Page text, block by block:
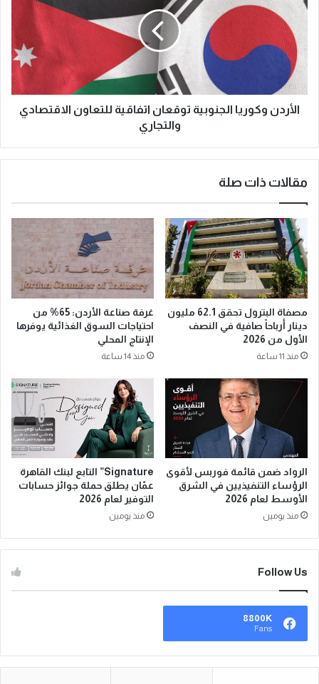
الأردن وكوريا الجنوبية توقعان اتفاقية للتعاون الاقتصادي
والتجاري
مقالات ذات صلة
مصفاة البترول تحقق 62.1 مليون
دينار أرباحاً صافية في النصف
الأول من 2026
منذ 11 ساعة
غرفة صناعة الأردن: 65% من
احتياجات السوق الغذائية يوفرها
الإنتاج المحلي
منذ 14 ساعة
الرواد ضمن قائمة فوربس لأقوى
الرؤساء التنفيذيين في الشرق
الأوسط لعام 2026
منذ يومين
Signature” التابع لبنك القاهرة
عمّان يطلق حملة جوائز حسابات
التوفير لعام 2026
منذ يومين
Follow Us
8800K
Fans